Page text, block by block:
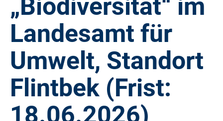
„Biodiversität“ im
Landesamt für
Umwelt, Standort
Flintbek (Frist:
18.06.2026)